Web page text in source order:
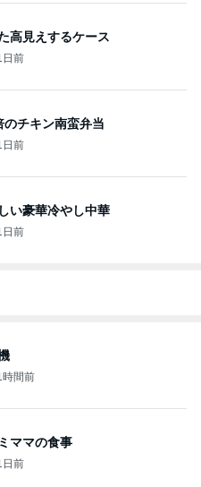
高見えするケース
日前
チキン南蛮弁当
日前
い豪華冷やし中華
日前
時間前
ママの食事
日前